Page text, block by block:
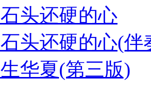
头还硬的心
头还硬的心(伴
华夏(第三版)